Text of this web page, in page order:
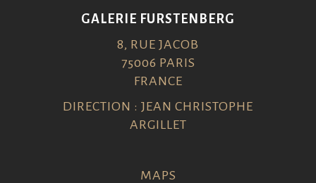
GALERIE FURSTENBERG
8, RUE JACOB
75006 PARIS
FRANCE
DIRECTION : JEAN CHRISTOPHE
ARGILLET
MAPS